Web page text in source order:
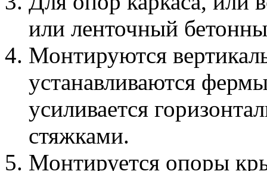
или ленточный
Монтируются
устанавливаются
усиливается
стяжками.
Монтируется опоры